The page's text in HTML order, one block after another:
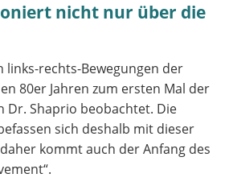
nicht nur über die
links-rechts-Bewegungen der
80er Jahren zum ersten Mal der
Dr. Shaprio beobachtet. Die
sich deshalb mit dieser
kommt auch der Anfang des